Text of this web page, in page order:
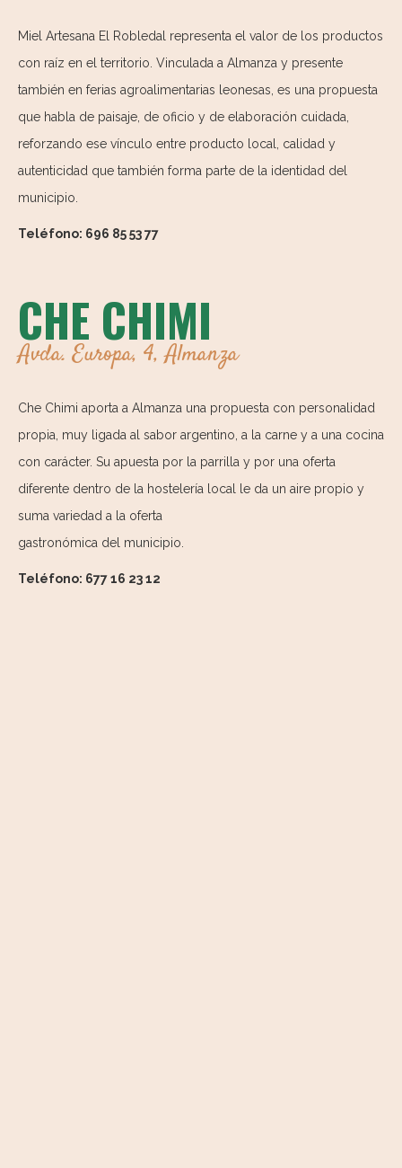
Miel Artesana El Robledal representa el valor de los productos
con raíz en el territorio. Vinculada a Almanza y presente
también en ferias agroalimentarias leonesas, es una propuesta
que habla de paisaje, de oficio y de elaboración cuidada,
reforzando ese vínculo entre producto local, calidad y
autenticidad que también forma parte de la identidad del
municipio.
Teléfono: 696 85 53 77
CHE CHIMI
Avda. Europa, 4, Almanza
Che Chimi aporta a Almanza una propuesta con personalidad
propia, muy ligada al sabor argentino, a la carne y a una cocina
con carácter. Su apuesta por la parrilla y por una oferta
diferente dentro de la hostelería local le da un aire propio y
suma variedad a la oferta
gastronómica del municipio.
Teléfono: 677 16 23 12